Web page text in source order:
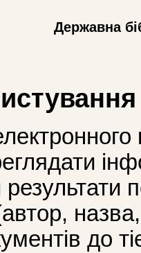
Державна
назва,
до